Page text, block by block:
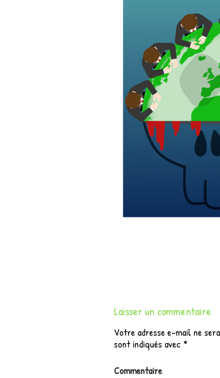
Laisser un commentaire
Votre adresse e-mail ne
sont indiqués avec *
Commentaire